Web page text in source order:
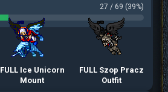
27 / 69 (39%)
FULL Ice Unicorn
Mount
FULL Szop Pracz
Outfit